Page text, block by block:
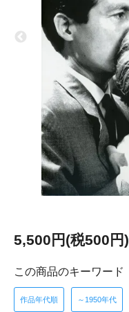
5,500円(税500円)
この商品のキーワード
作品年代順 ～1950年代